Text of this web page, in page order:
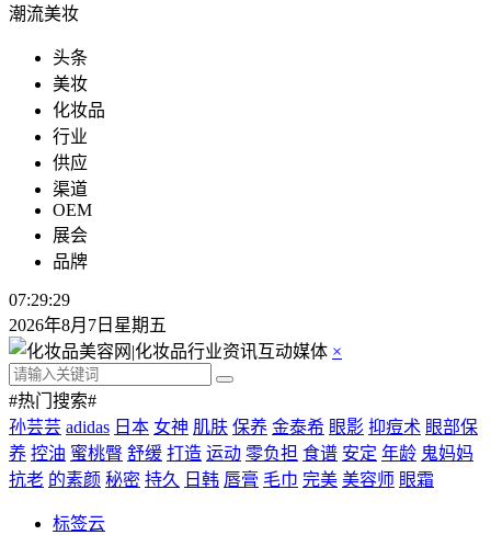
潮流美妆
头条
美妆
化妆品
行业
供应
渠道
OEM
展会
品牌
07:29:29
2026年8月7日星期五
×
#热门搜索#
孙芸芸 adidas 日本 女神 肌肤 保养 金泰希 眼影 抑痘术 眼部保
养 控油 蜜桃臀 舒缓 打造 运动 零负担 食谱 安定 年龄 鬼妈妈
抗老 的素颜 秘密 持久 日韩 唇膏 毛巾 完美 美容师 眼霜
标签云